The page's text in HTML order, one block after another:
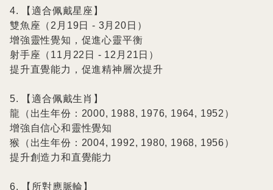
4. 【適合佩戴星座】
雙魚座（2月19日 - 3月20日）
增強靈性覺知，促進心靈平衡
射手座（11月22日 - 12月21日）
提升直覺能力，促進精神層次提升
5. 【適合佩戴生肖】
龍（出生年份：2000, 1988, 1976, 1964, 1952）
增強自信心和靈性覺知
猴（出生年份：2004, 1992, 1980, 1968, 1956）
提升創造力和直覺能力
6. 【所對應脈輪】